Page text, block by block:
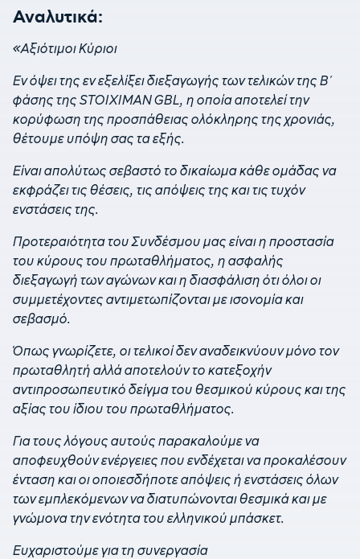
Αναλυτικά:
«Αξιότιμοι Κύριοι
Εν όψει της εν εξελίξει διεξαγωγής των τελικών της Β΄
φάσης της STOIXIMAN GBL, η οποία αποτελεί την
κορύφωση της προσπάθειας ολόκληρης της χρονιάς,
θέτουμε υπόψη σας τα εξής.
Είναι απολύτως σεβαστό το δικαίωμα κάθε ομάδας να
εκφράζει τις θέσεις, τις απόψεις της και τις τυχόν
ενστάσεις της.
Προτεραιότητα του Συνδέσμου μας είναι η προστασία
του κύρους του πρωταθλήματος, η ασφαλής
διεξαγωγή των αγώνων και η διασφάλιση ότι όλοι οι
συμμετέχοντες αντιμετωπίζονται με ισονομία και
σεβασμό.
Όπως γνωρίζετε, οι τελικοί δεν αναδεικνύουν μόνο τον
πρωταθλητή αλλά αποτελούν το κατεξοχήν
αντιπροσωπευτικό δείγμα του θεσμικού κύρους και της
αξίας του ίδιου του πρωταθλήματος.
Για τους λόγους αυτούς παρακαλούμε να
αποφευχθούν ενέργειες που ενδέχεται να προκαλέσουν
ένταση και οι οποιεσδήποτε απόψεις ή ενστάσεις όλων
των εμπλεκόμενων να διατυπώνονται θεσμικά και με
γνώμονα την ενότητα του ελληνικού μπάσκετ.
Ευχαριστούμε για τη συνεργασία